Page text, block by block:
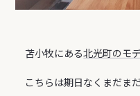
苫小牧にある北光町のモ
こちらは期日なくまだま